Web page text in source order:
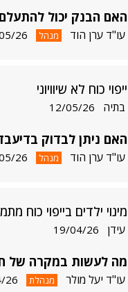
האם הבנק יכול
עו"ד ערן הוד מנהל 26
ייפוי כוח לא שיוויוני
בתיה 12/05/26
האם ניתן לבדוק
עו"ד ערן הוד מנהל 26
מינוי ילדים בייפוי כוח
עידן 19/04/26
מה לעשות במקרה של
עו"ד יעל מולר מנהלת 26